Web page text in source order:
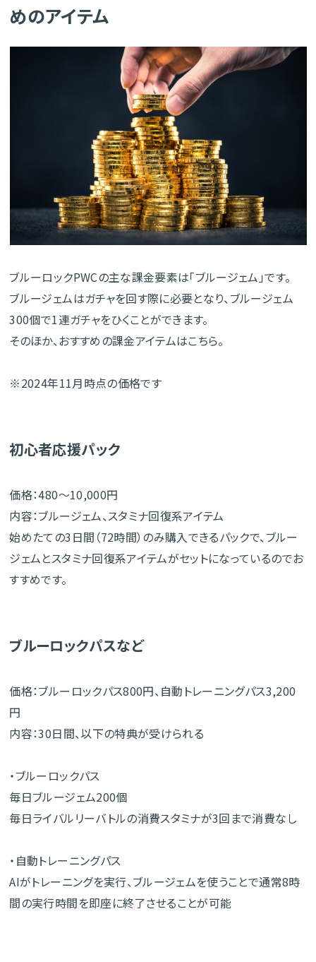
めのアイテム
ブルーロックPWCの主な課金要素は「ブルージェム」です。
ブルージェムはガチャを回す際に必要となり、ブルージェム
300個で1連ガチャをひくことができます。
そのほか、おすすめの課金アイテムはこちら。
※2024年11月時点の価格です
初心者応援パック
価格：480～10,000円
内容：ブルージェム、スタミナ回復系アイテム
始めたての3日間（72時間）のみ購入できるパックで、ブルー
ジェムとスタミナ回復系アイテムがセットになっているのでお
すすめです。
ブルーロックパスなど
価格：ブルーロックパス800円、自動トレーニングパス3,200
円
内容：30日間、以下の特典が受けられる
・ブルーロックパス
毎日ブルージェム200個
毎日ライバルリーバトルの消費スタミナが3回まで消費なし
・自動トレーニングパス
AIがトレーニングを実行、ブルージェムを使うことで通常8時
間の実行時間を即座に終了させることが可能